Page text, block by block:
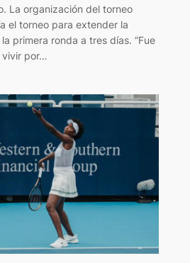
La organización del torneo
el torneo para extender la
primera ronda a tres días. “Fue
vivir por…